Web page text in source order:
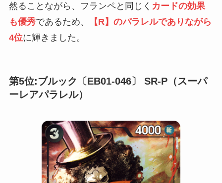
然ることながら、フランペと同じく カードの効果
も優秀であるため、
【R】のパラレルでありながら
4位に輝きました。
第5位:ブルック〔EB01-046〕 SR-P（スーパ
ーレアパラレル）